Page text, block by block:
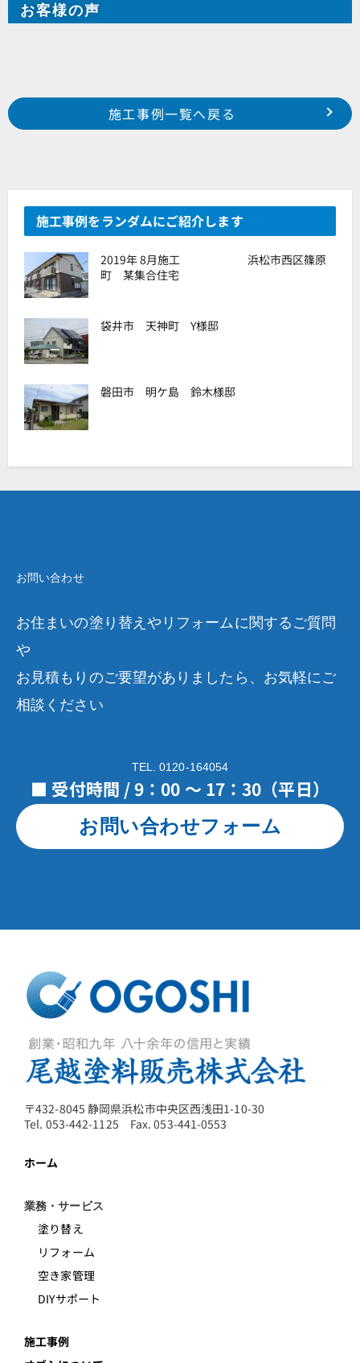
お客様の声
Prev
浜松市南区下江町 M様邸
浜松市東区将監町 K様邸
施工事例一覧へ戻る
施工事例をランダムにご紹介します
2019年 8月施工 浜松市西区篠原
町 某集合住宅
袋井市 天神町 Y様邸
磐田市 明ケ島 鈴木様邸
お問い合わせ
お住まいの塗り替えやリフォームに関するご質問
や
お見積もりのご要望がありましたら、お気軽にご
相談ください
TEL. 0120-164054
■ 受付時間 / 9：00 ～ 17：30（平日）
お問い合わせフォーム
〒432-8045 静岡県浜松市中央区西浅田1-10-30
Tel. 053-442-1125 Fax. 053-441-0553
ホーム
業務・サービス
塗り替え
リフォーム
空き家管理
DIYサポート
施工事例